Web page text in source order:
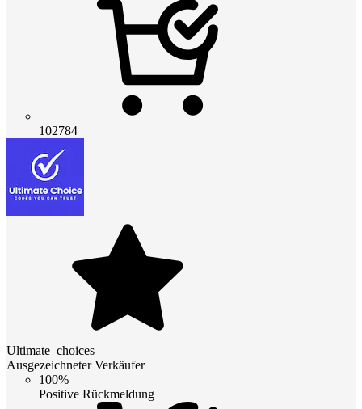
102784
Ultimate_choices
Ausgezeichneter Verkäufer
100%
Positive Rückmeldung